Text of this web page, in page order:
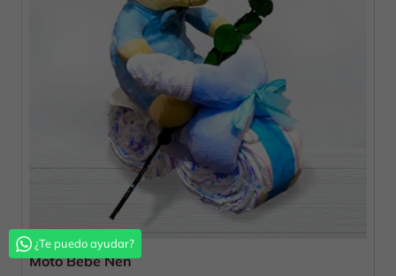
Moto Bebé Nen
¿Te puedo ayudar?